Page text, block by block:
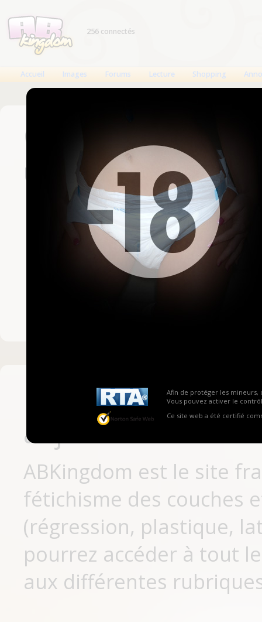
Afin de protéger les mineurs,
Vous pouvez activer le
Ce site web a été certifié
256 connectés
Accueil Images Forums Lecture Shopping
Connexion
Un compte est
Nom d'utilisateur
Mot de passe
Pas encore
aujourd'hui
ABKingdom est le site
fétichisme des couches
(régression, plastique,
pourrez accéder à tout
aux différentes